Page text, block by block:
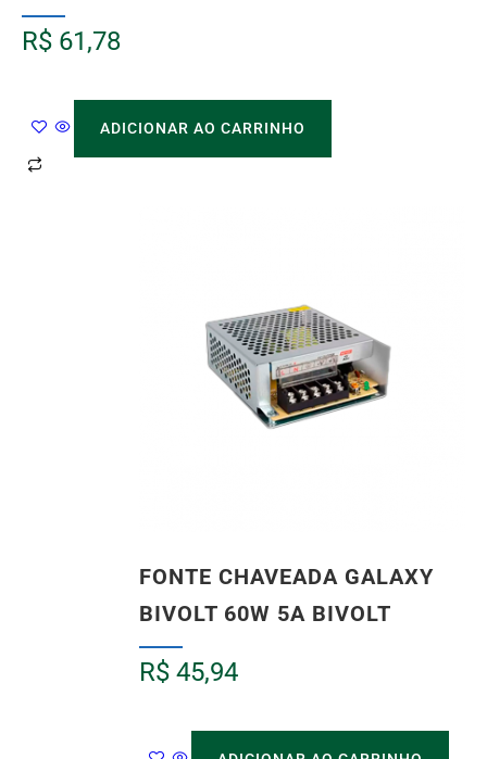
R$ 61,78
ADICIONAR AO CARRINHO
FONTE CHAVEADA GALAXY
BIVOLT 60W 5A BIVOLT
R$ 45,94